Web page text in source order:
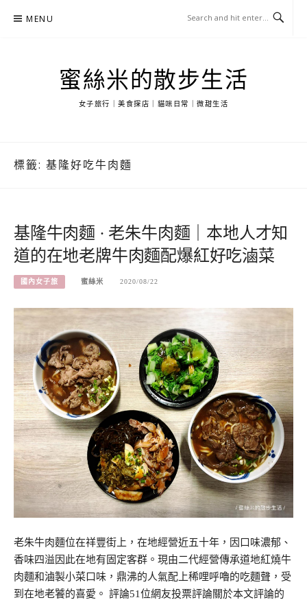
MENU
蜜絲米的散步生活
女子旅行｜美食探店｜貓咪日常｜微甜生活
標籤: 基隆好吃牛肉麵
基隆牛肉麵 · 老朱牛肉麵｜本地人才知
道的在地老牌牛肉麵配爆紅好吃滷菜
國內女子旅 蜜絲米 2020/08/22
老朱牛肉麵位在祥豐街上，在地經營近五十年，因口味濃郁、
香味四溢因此在地有固定客群。現由二代經營傳承道地紅燒牛
肉麵和滷製小菜口味，鼎沸的人氣配上稀哩呼嚕的吃麵聲，受
到在地老饕的喜愛。 評論51位網友投票評論關於本文評論的